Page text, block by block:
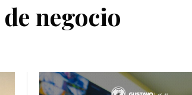
negocio